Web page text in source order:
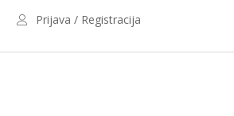
Prijava / Registracija